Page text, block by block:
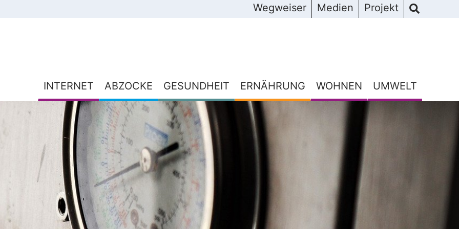
Wegweiser Medien Projekt
INTERNET ABZOCKE GESUNDHEIT ERNÄHRUNG WOHNEN UMWELT